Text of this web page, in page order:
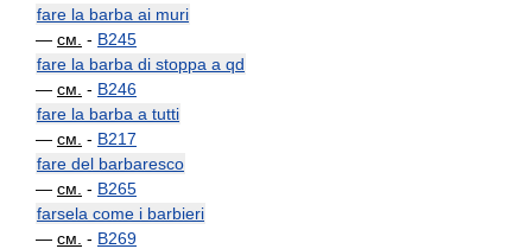
fare la barba ai muri
— см. - B245
fare la barba di stoppa a qd
— см. - B246
fare la barba a tutti
— см. - B217
fare del barbaresco
— см. - B265
farsela come i barbieri
— см. - B269